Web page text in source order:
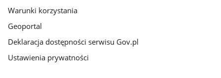
Warunki korzystania
Geoportal
Deklaracja dostępności serwisu Gov.pl
Ustawienia prywatności